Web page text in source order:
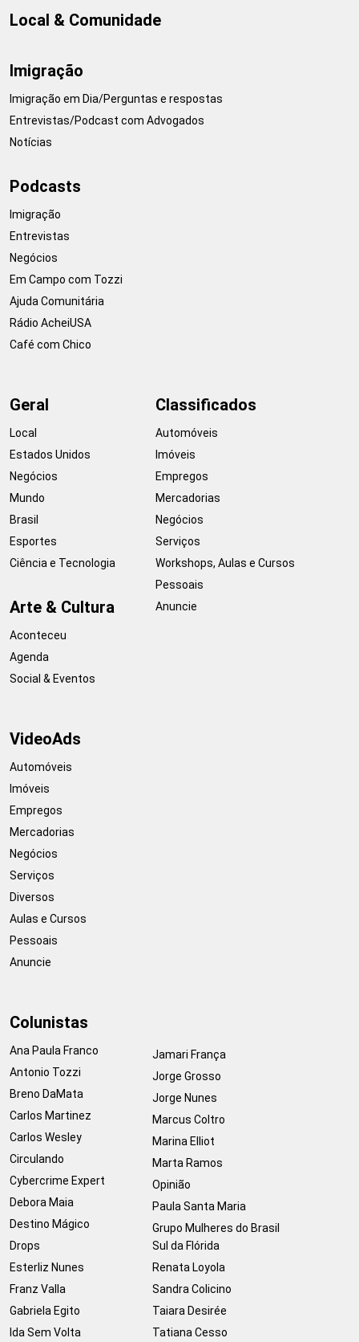
Local & Comunidade
Imigração
Imigração em Dia/Perguntas e respostas
Entrevistas/Podcast com Advogados
Notícias
Podcasts
Imigração
Entrevistas
Negócios
Em Campo com Tozzi
Ajuda Comunitária
Rádio AcheiUSA
Café com Chico
Geral
Local
Estados Unidos
Negócios
Mundo
Brasil
Esportes
Ciência e Tecnologia
Arte & Cultura
Aconteceu
Agenda
Social & Eventos
Classificados
Automóveis
Imóveis
Empregos
Mercadorias
Negócios
Serviços
Workshops, Aulas e Cursos
Pessoais
Anuncie
VideoAds
Automóveis
Imóveis
Empregos
Mercadorias
Negócios
Serviços
Diversos
Aulas e Cursos
Pessoais
Anuncie
Colunistas
Ana Paula Franco
Antonio Tozzi
Breno DaMata
Carlos Martinez
Carlos Wesley
Circulando
Cybercrime Expert
Debora Maia
Destino Mágico
Drops
Esterliz Nunes
Franz Valla
Gabriela Egito
Ida Sem Volta
Jamari França
Jorge Grosso
Jorge Nunes
Marcus Coltro
Marina Elliot
Marta Ramos
Opinião
Paula Santa Maria
Grupo Mulheres do Brasil
Sul da Flórida
Renata Loyola
Sandra Colicino
Taiara Desirée
Tatiana Cesso